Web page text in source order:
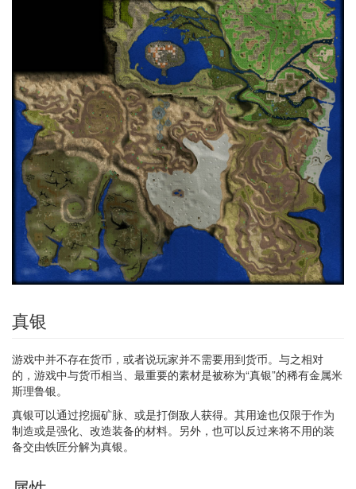
真银
游戏中并不存在货币，或者说玩家并不需要用到货币。与之相对
的，游戏中与货币相当、最重要的素材是被称为“真银”的稀有金属米
斯理鲁银。
真银可以通过挖掘矿脉、或是打倒敌人获得。其用途也仅限于作为
制造或是强化、改造装备的材料。另外，也可以反过来将不用的装
备交由铁匠分解为真银。